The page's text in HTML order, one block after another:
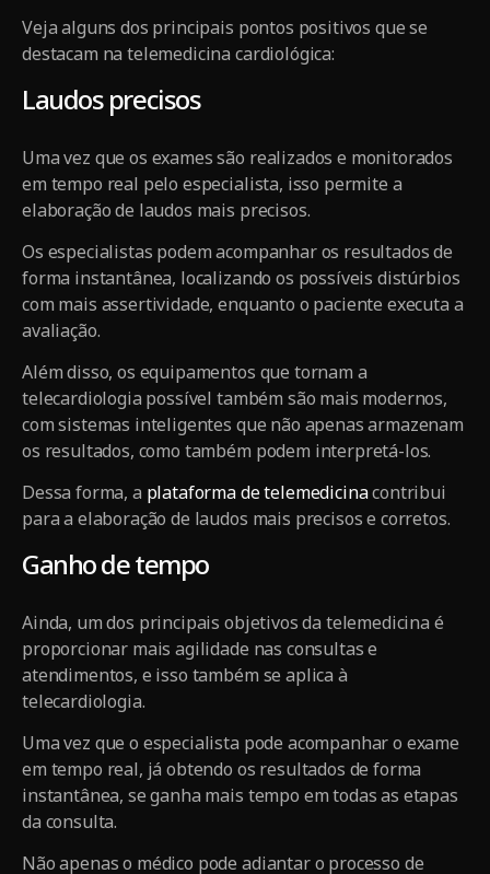
Veja alguns dos principais pontos positivos que se
destacam na telemedicina cardiológica:
Laudos precisos
Uma vez que os exames são realizados e monitorados
em tempo real pelo especialista, isso permite a
elaboração de laudos mais precisos.
Os especialistas podem acompanhar os resultados de
forma instantânea, localizando os possíveis distúrbios
com mais assertividade, enquanto o paciente executa a
avaliação.
Além disso, os equipamentos que tornam a
telecardiologia possível também são mais modernos,
com sistemas inteligentes que não apenas armazenam
os resultados, como também podem interpretá-los.
Dessa forma, a plataforma de telemedicinacontribui
para a elaboração de laudos mais precisos e corretos.
Ganho de tempo
Ainda, um dos principais objetivos da telemedicina é
proporcionar mais agilidade nas consultas e
atendimentos, e isso também se aplica à
telecardiologia.
Uma vez que o especialista pode acompanhar o exame
em tempo real, já obtendo os resultados de forma
instantânea, se ganha mais tempo em todas as etapas
da consulta.
Não apenas o médico pode adiantar o processo de